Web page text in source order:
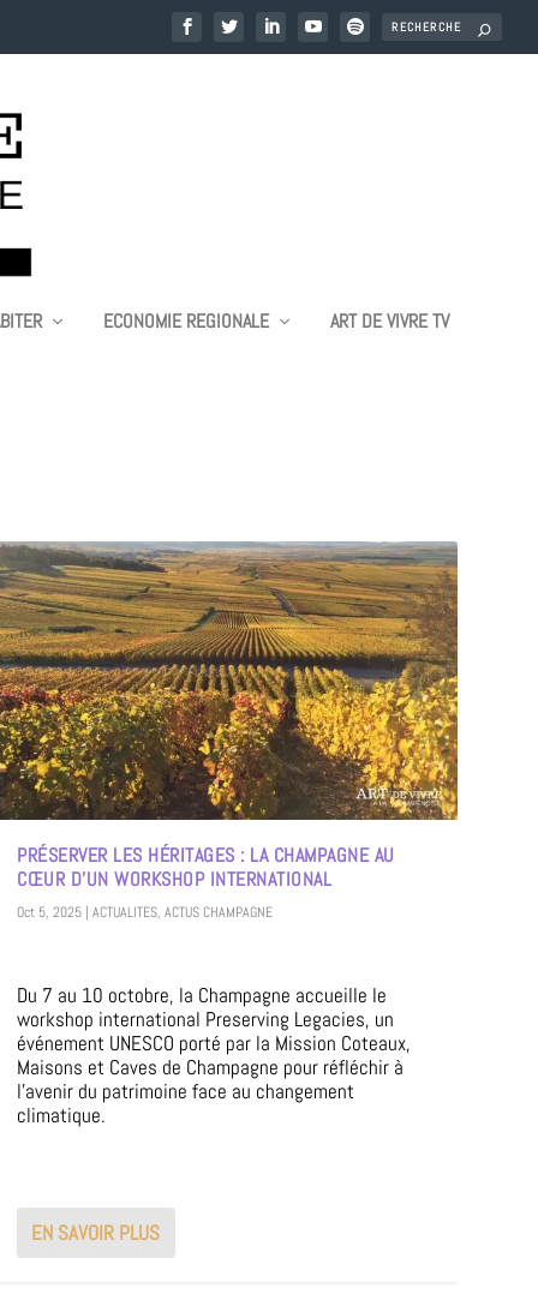
ECONOMIE REGIONALE ART DE VIVRE TV
PRÉSERVER LES HÉRITAGES : LA CHAMPAGNE AU
CŒUR D’UN WORKSHOP INTERNATIONAL
Oct 5, 2025 |ACTUALITES,ACTUS CHAMPAGNE
Du 7 au 10 octobre, la Champagne accueille le
workshop international Preserving Legacies, un
événement UNESCO porté par la Mission Coteaux,
Maisons et Caves de Champagne pour réfléchir à
l’avenir du patrimoine face au changement
climatique.
EN SAVOIR PLUS